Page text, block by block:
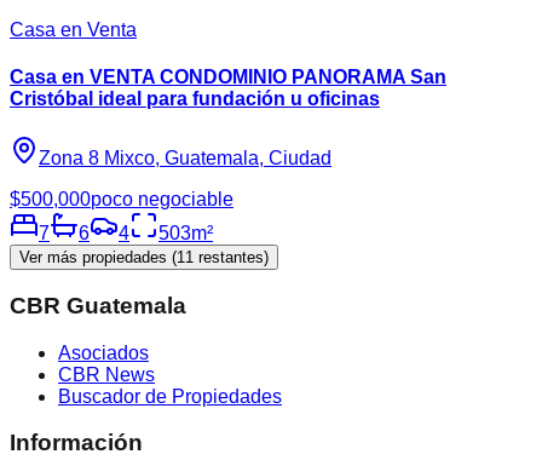
Casa en Venta
Casa en VENTA CONDOMINIO PANORAMA San
Cristóbal ideal para fundación u oficinas
Zona 8 Mixco, Guatemala, Ciudad
$500,000poco negociable
7
6 4 503m²
Ver más propiedades (11 restantes)
CBR Guatemala
Asociados
CBR News
Buscador de Propiedades
Información